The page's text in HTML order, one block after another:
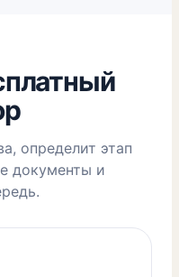
определит этап
документы и